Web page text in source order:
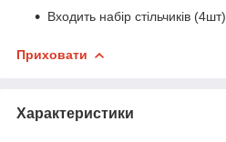
Входить набір стільчиків (4шт).
Приховати
Характеристики